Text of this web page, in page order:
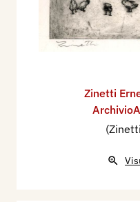
Zinetti